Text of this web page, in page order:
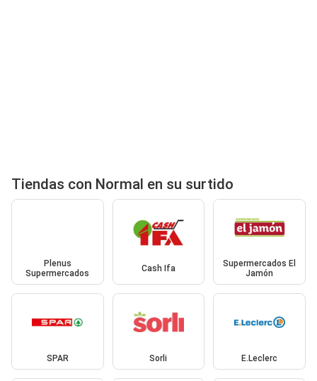
Tiendas con Normal en su surtido
Plenus
Supermercados
Cash Ifa
Supermercados El
Jamón
SPAR Sorli E.Leclerc